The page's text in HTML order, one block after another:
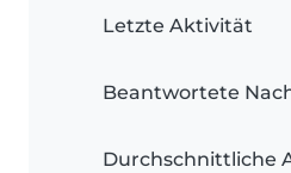
Letzte Aktivität
Beantwortete
Durchschnittliche